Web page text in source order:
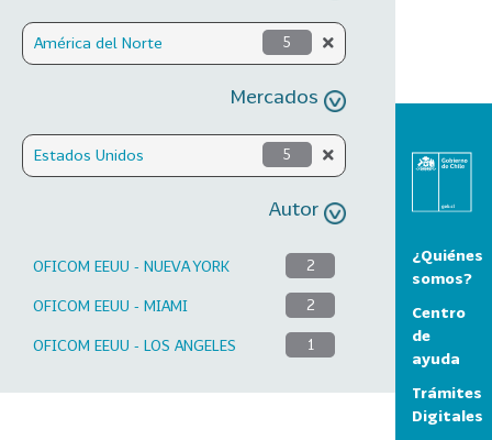
América del Norte 5
Mercados
Estados Unidos 5
Autor
OFICOM EEUU - NUEVA YORK 2
OFICOM EEUU - MIAMI 2
OFICOM EEUU - LOS ANGELES 1
¿Quiénes
somos?
Centro
de
ayuda
Trámites
Digitales